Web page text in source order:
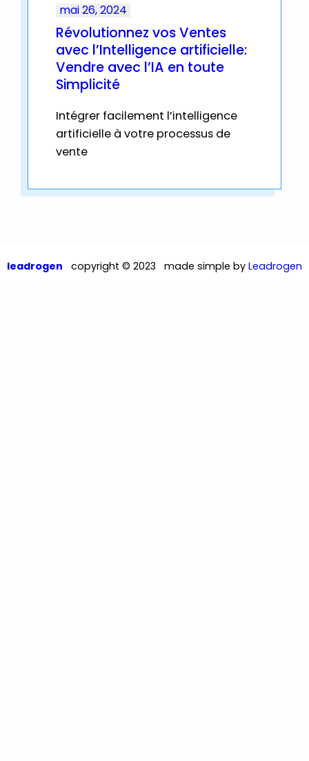
mai 26, 2024
Révolutionnez vos Ventes
avec l’Intelligence artificielle:
Vendre avec l’IA en toute
Simplicité
Intégrer facilement l’intelligence
artificielle à votre processus de
vente
leadrogen copyright © 2023 made simple by Leadrogen